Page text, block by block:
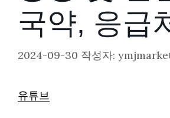
국약, 응급
2024-09-30 작성자:
유튜브